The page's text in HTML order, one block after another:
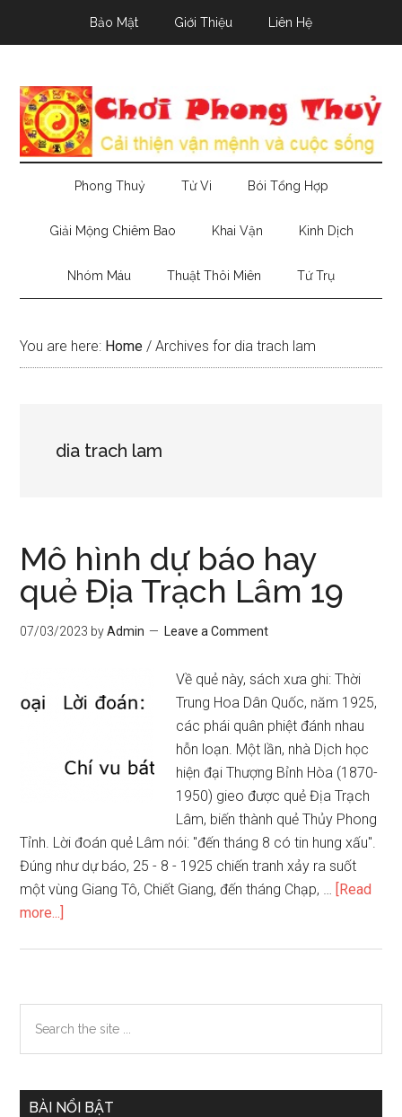
Bảo Mật Giới Thiệu Liên Hệ
Phong Thuỷ Tử Vi Bói Tổng Hợp
Giải Mộng Chiêm Bao Khai Vận Kinh Dịch
Nhóm Máu Thuật Thôi Miên Tứ Trụ
You are here: Home / Archives for dia trach lam
dia trach lam
Mô hình dự báo hay
quẻ Địa Trạch Lâm 19
07/03/2023 byAdmin Leave a Comment
Về quẻ này, sách xưa ghi: Thời
Trung Hoa Dân Quốc, năm 1925,
các phái quân phiệt đánh nhau
hỗn loạn. Một lần, nhà Dịch học
hiện đại Thượng Bỉnh Hòa (1870-
1950) gieo được quẻ Địa Trạch
Lâm, biến thành quẻ Thủy Phong
Tỉnh. Lời đoán quẻ Lâm nói: "đến tháng 8 có tin hung xấu".
Đúng như dự báo, 25 - 8 - 1925 chiến tranh xảy ra suốt
một vùng Giang Tô, Chiết Giang, đến tháng Chạp, … [Read
more...]
báo
hay
quẻ
Trạch
Primary
Sidebar
the
BÀI NỔI BẬT